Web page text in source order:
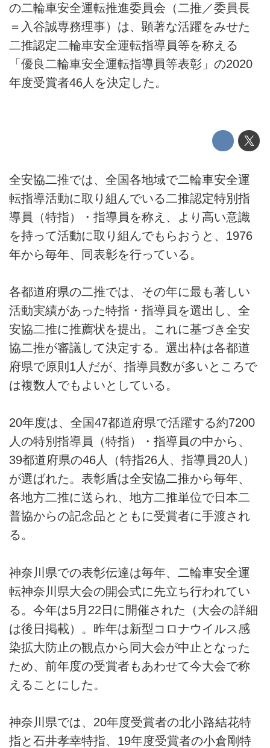
の二輪車安全運転推進委員会（二推／委員長
＝入谷誠専務理事）は、顕著な活躍をみせた
二推認定二輪車安全運転指導員等を称える
「優良二輪車安全運転指導員等表彰」の2020
年度受賞者46人を決定した。
全安協二推では、全国各地域で二輪車安全運
転指導活動に取り組んでいる二推認定特別指
導員（特指）・指導員を称え、より高い意識
を持って活動に取り組んでもらおうと、1976
年から毎年、同表彰を行っている。
各都道府県の二推では、その年に最も著しい
活動実績があった特指・指導員を選出し、全
安協二推に推薦状を提出。これに基づき全安
協二推が審議して決定する。選出枠は各都道
府県で原則1人だが、指導員数が多いところで
は複数人でもよいとしている。
20年度は、全国47都道府県で活躍する約7200
人の特別指導員（特指）・指導員の中から、
39都道府県の46人（特指26人、指導員20人）
が選ばれた。表彰盾は全安協二推から毎年、
各地方二推に送られ、地方二推単位で日本二
普協からの記念品とともに受賞者に手渡され
る。
神奈川県での表彰伝達は毎年、二輪車安全運
転神奈川県大会の開会式に先立ち行われてい
る。今年は5月22日に開催された（大会の詳細
は後日掲載）。昨年は新型コロナウイルス感
染拡大防止の観点から同大会が中止となった
ため、前年度の受賞者もあわせて今大会で称
えることにした。
神奈川県では、20年度受賞者の北小路結花特
指と石井孝幸特指、19年度受賞者の小倉剛特